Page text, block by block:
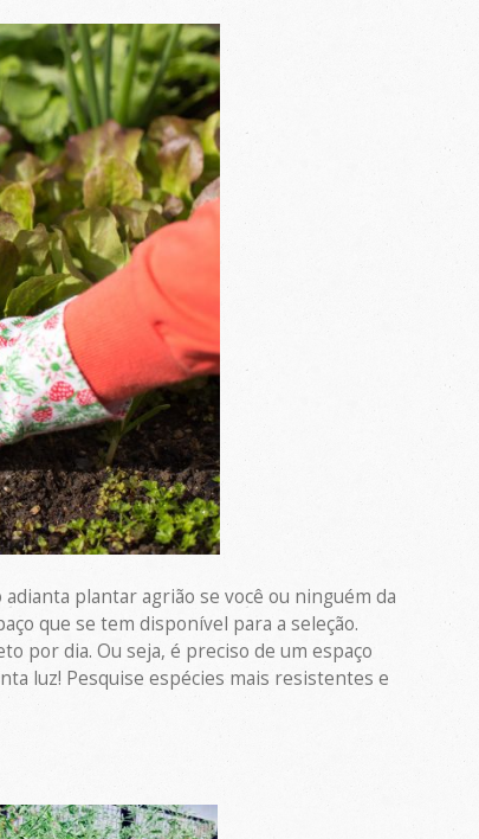
plantar agrião se você ou ninguém da
que se tem disponível para a seleção.
por dia. Ou seja, é preciso de um espaço
luz! Pesquise espécies mais resistentes e